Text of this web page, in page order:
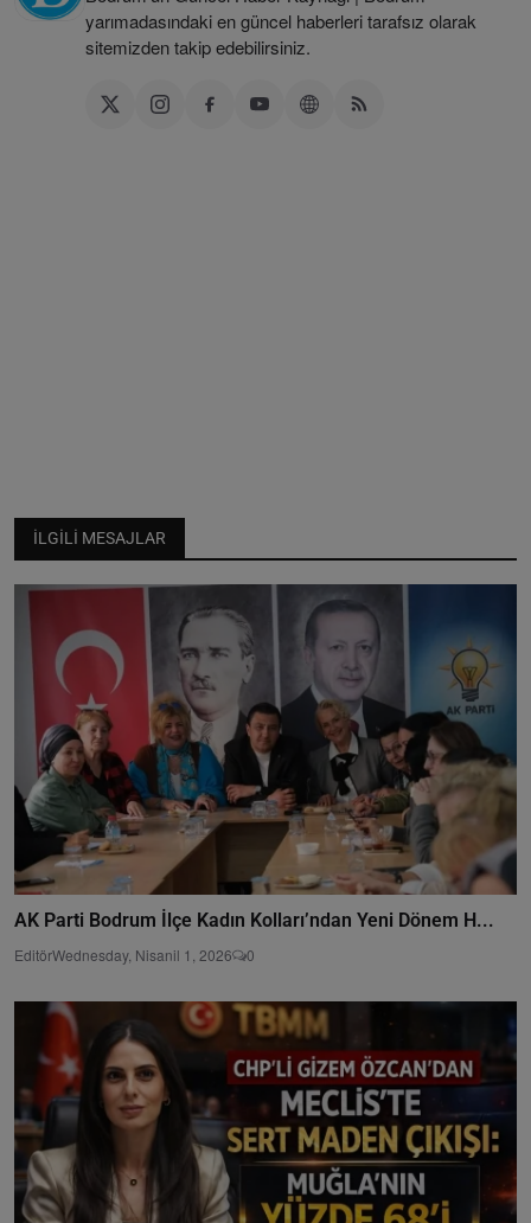
yarımadasındaki en güncel haberleri tarafsız olarak
sitemizden takip edebilirsiniz.
İLGILI MESAJLAR
AK Parti Bodrum İlçe Kadın Kolları’ndan Yeni Dönem H...
EditörWednesday, Nisanil 1, 2026 0